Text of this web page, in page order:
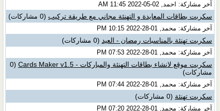
آخر مشاركة: احمد, 02-05-2022 11:45 AM
سكربت بطاقات المعايدة و التهنئة مجاني مع طريقة تركيب (0 مشاركات)
آخر مشاركة: محمد, 01-28-2022 10:15 PM
سكربت تهنئة بالمناسبات رمضان - العيد (0 مشاركات)
آخر مشاركة: محمد, 01-28-2022 07:53 PM
سكربت موقع لانشاء بطاقات التهنئة والمباركات - Cards Maker v1.5
(0
مشاركات)
آخر مشاركة: محمد, 01-28-2022 07:44 PM
سكربت تهنئة (0 مشاركات)
آخر مشاركة: محمد, 01-28-2022 07:20 PM